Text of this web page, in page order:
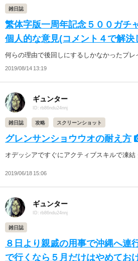
雑日誌
繁体字版一周年記念５００ガチ
個人的な意見(コメント４で解決
何らの理由で後回しにするしかなかったプレ
2019/08/14 13:19
ギュンター
ID: rb86ndu24nnj
雑日誌 攻略 スクリーンショット
グレンサンショウウオの耐え方
オデッシアですぐにアクティブスキルで凍結
2019/06/18 15:06
ギュンター
ID: rb86ndu24nnj
雑日誌
８日より親戚の用事で沖縄へ連
で行くなら５月だけはやめてお